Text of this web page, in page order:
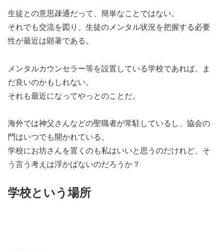
生徒との意思疎通だって、簡単なことではない。
それでも交流を図り、生徒のメンタル状況を把握する必要
性が最近は顕著である。
メンタルカウンセラー等を設置している学校であれば、ま
だ良いのかもしれない。
それも最近になってやっとのことだ。
海外では神父さんなどの聖職者が常駐しているし、協会の
門はいつでも開かれている。
学校にお坊さんを置くのも私はいいと思うのだけれど、そ
う言う考えは浮かばないのだろうか？
学校という場所